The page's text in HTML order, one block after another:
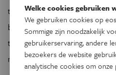
toilettijden ook apart bekijken.
bijvoorbeeld aan dat mannen
toiletten ter beschikking
minuut over hun plasje,
Welke cookies gebruiken
We gebruiken cookies op
Sommige zijn noodzakelijk
gebruikerservaring, andere
bezoekers de website
analytische cookies om